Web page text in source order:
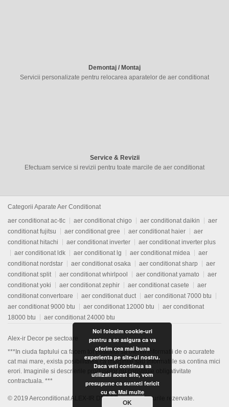
Demontaj / Montaj
Servicii personalizate pentru relocarea aparatelor de aer conditionat
Service & Revizii
Efectuam service si revizii pentru toate marcile de aer conditionat
Categorii Aparate Aer Conditionat
aer conditionat ac-tlc
aer conditionat chigo aer conditionat daikin
aer
conditionat fujitsu
aer conditionat gree aer conditionat haier
aer
conditionat hitachi
aer conditionat inverter
aer conditionat inverter plus
aer conditionat ldk
aer conditionat lg aer conditionat midea
aer
conditionat nordstar
aer conditionat osaka aer conditionat sharp
aer
conditionat split
aer conditionat whirlpool aer conditionat yamato
aer
conditionat yoki
aer conditionat zephir aer conditionat casete
aer
conditionat convertoare
aer conditionat duct
aer conditionat 7000 btu
aer conditionat 9000 btu
aer conditionat 12000 btu
aer conditionat
18000 btu
aer conditionat 24000 btu
Alex-ir Decor pe sectoare
***In ciuda faptului ca facem tot posibilul sa oferim informatii de o acuratete
cat mai mare, exista posibilitatea ca imaginile sau informatiile sa contina mici
erori. Imaginile si descrierile produselor nu constituie obligativitate
contractuala. ***
© 2019 Aerconditionat ALEX-IR DECOR. Toate drepturile rezervate.
Noi folosim cookie-uri
pentru a se asigura ca va
oferim cea mai buna
experienta pe site-ul nostru.
Daca veti continua sa
utilizati acest site, vom
presupune ca sunteti fericit
cu ea. Mai multe
OK